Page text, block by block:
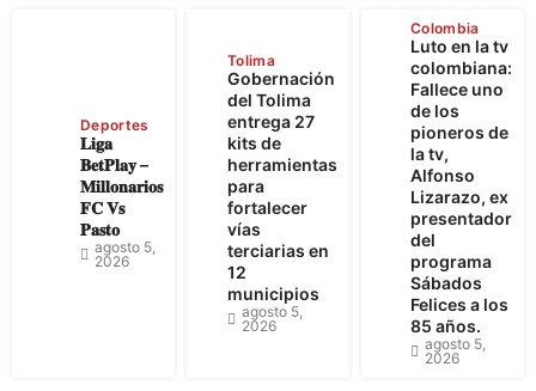
Deportes
𝐋𝐢𝐠𝐚
𝐁𝐞𝐭𝐏𝐥𝐚𝐲 –
𝐌𝐢𝐥𝐥𝐨𝐧𝐚𝐫𝐢𝐨𝐬
𝐅𝐂 𝐕𝐬
𝐏𝐚𝐬𝐭𝐨
agosto 5,
2026
Tolima
Gobernación
del Tolima
entrega 27
kits de
herramientas
para
fortalecer
vías
terciarias en
12
municipios
agosto 5,
2026
Colombia
Luto en la tv
colombiana:
Fallece uno
de los
pioneros de
la tv,
Alfonso
Lizarazo, ex
presentador
del
programa
Sábados
Felices a los
85 años.
agosto 5,
2026